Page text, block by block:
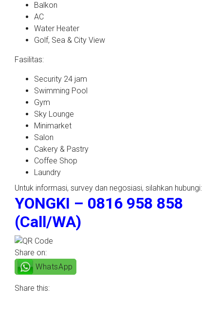
Balkon
AC
Water Heater
Golf, Sea & City View
Fasilitas:
Security 24 jam
Swimming Pool
Gym
Sky Lounge
Minimarket
Salon
Cakery & Pastry
Coffee Shop
Laundry
Untuk informasi, survey dan negosiasi, silahkan hubungi:
YONGKI – 0816 958 858
(Call/WA)
Share on:
WhatsApp
Share this: